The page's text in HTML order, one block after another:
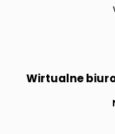
Wirtualne